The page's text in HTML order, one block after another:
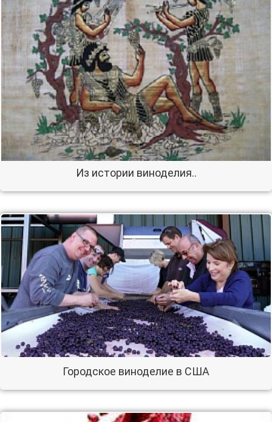
Из истории виноделия..
Городское виноделие в США